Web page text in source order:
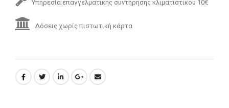
Υπηρεσία επαγγελματικής συντήρησης κλιματιστικού 10€
Δόσεις χωρίς πιστωτική κάρτα